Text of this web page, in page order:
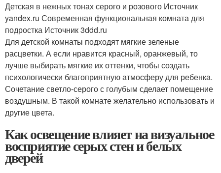
Детская в нежных тонах серого и розового Источник
yandex.ru Современная функциональная комната для
подростка Источник 3ddd.ru
Для детской комнаты подходят мягкие зеленые
расцветки. А если нравится красный, оранжевый, то
лучше выбирать мягкие их оттенки, чтобы создать
психологически благоприятную атмосферу для ребенка.
Сочетание светло-серого с голубым сделает помещение
воздушным. В такой комнате желательно использовать и
другие цвета.
Как освещение влияет на визуальное
восприятие серых стен и белых
дверей